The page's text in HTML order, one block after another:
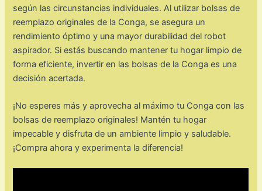
según las circunstancias individuales. Al utilizar bolsas de
reemplazo originales de la Conga, se asegura un
rendimiento óptimo y una mayor durabilidad del robot
aspirador. Si estás buscando mantener tu hogar limpio de
forma eficiente, invertir en las bolsas de la Conga es una
decisión acertada.
¡No esperes más y aprovecha al máximo tu Conga con las
bolsas de reemplazo originales! Mantén tu hogar
impecable y disfruta de un ambiente limpio y saludable.
¡Compra ahora y experimenta la diferencia!